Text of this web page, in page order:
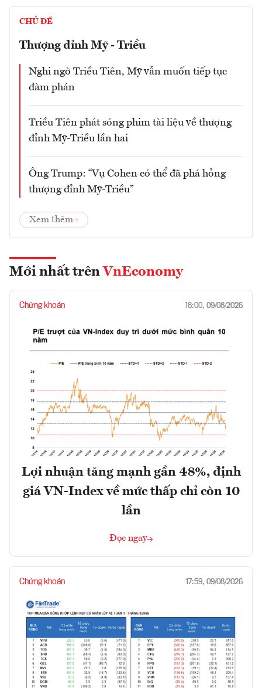
CHỦ ĐỀ
Thượng đỉnh Mỹ - Triều
Nghi ngờ Triều Tiên, Mỹ vẫn muốn tiếp tục
đàm phán
Triều Tiên phát sóng phim tài liệu về thượng
đỉnh Mỹ-Triều lần hai
Ông Trump: “Vụ Cohen có thể đã phá hỏng
thượng đỉnh Mỹ-Triều”
Xem thêm
Mới nhất trên VnEconomy
Chứng khoán 18:00, 09/08/2026
Lợi nhuận tăng mạnh gần 48%, định
giá VN-Index về mức thấp chỉ còn 10
lần
Đọc ngay
Chứng khoán 17:59, 09/08/2026